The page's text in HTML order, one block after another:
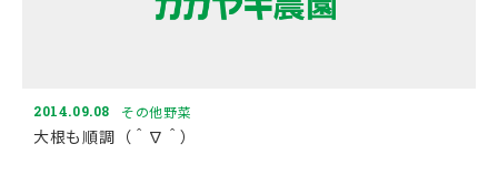
2014.09.08 その他野菜
大根も順調（＾∇＾）